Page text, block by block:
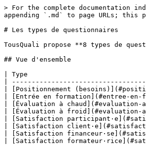
> For the complete documentation
appending `.md` to page URLs;
# Les types de questionnaires
TousQuali propose **8 types de
## Vue d'ensemble
| Type
|
| [Positionnement
| [Entrée en
| [Évaluation à
| [Évaluation à
| [Satisfaction
| [Satisfaction
| [Satisfaction
| [Satisfaction